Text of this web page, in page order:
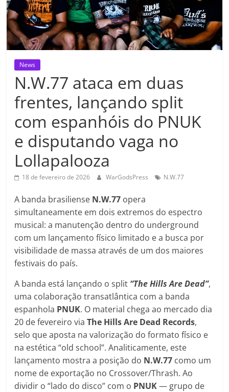
News
N.W.77 ataca em duas
frentes, lançando split
com espanhóis do PNUK
e disputando vaga no
Lollapalooza
18 de fevereiro de 2026 WarGodsPress N.W.77
A banda brasiliense N.W.77 opera
simultaneamente em dois extremos do espectro
musical: a manutenção dentro do underground
com um lançamento físico limitado e a busca por
visibilidade de massa através de um dos maiores
festivais do país.
A banda está lançando o split “The Hills Are Dead”,
uma colaboração transatlântica com a banda
espanhola PNUK. O material chega ao mercado dia
20 de fevereiro viaThe Hills Are Dead Records,
selo que aposta na valorização do formato físico e
na estética “old school”. Analiticamente, este
lançamento mostra a posição do N.W.77 como um
nome de exportação no Crossover/Thrash. Ao
dividir o “lado do disco” com o PNUK— grupo de